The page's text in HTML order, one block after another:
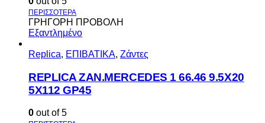
ΓΡΗΓΟΡΗ ΠΡΟΒΟΛΗ
Εξαντλημένο
Replica, ΕΠΙΒΑΤΙΚΑ, Ζάντες
REPLICA ZAN.MERCEDES 1 66.46 9.5X20
5X112 GP45
0 out of 5